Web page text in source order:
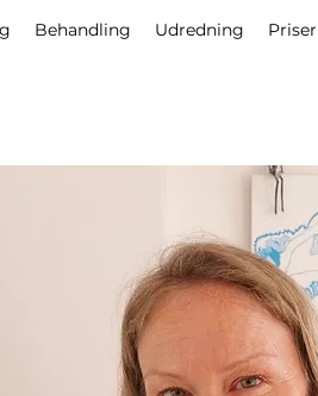
Behandling Udredning Priser